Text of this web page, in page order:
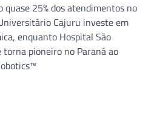
quase 25% dos atendimentos no
Cajuru investe em
enquanto Hospital São
pioneiro no Paraná ao